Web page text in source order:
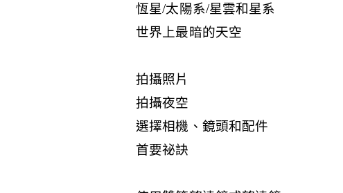
恆星/太陽系/星雲和星系
世界上最暗的天空
拍攝照片
拍攝夜空
選擇相機、鏡頭和配件
首要祕訣